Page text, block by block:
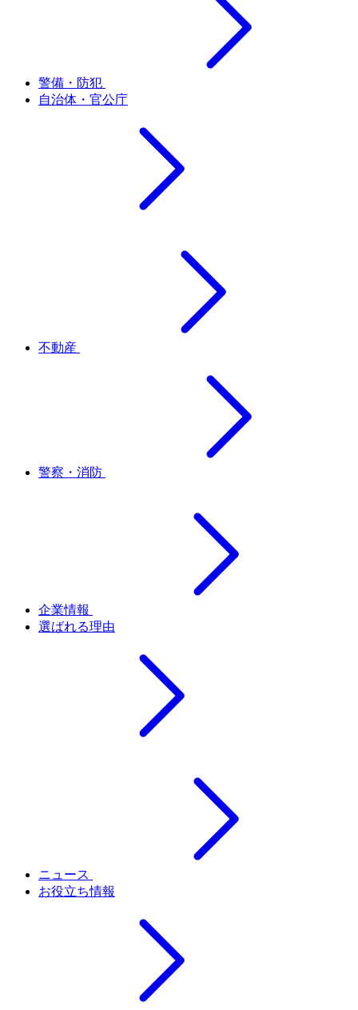
警備・防犯
自治体・官公庁
不動産
警察・消防
企業情報
選ばれる理由
ニュース
お役立ち情報